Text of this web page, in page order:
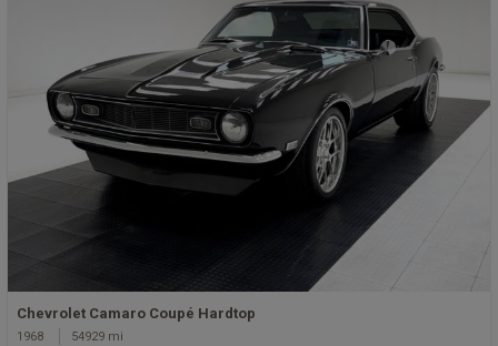
Chevrolet Camaro Coupé Hardtop
1968 54929 mi